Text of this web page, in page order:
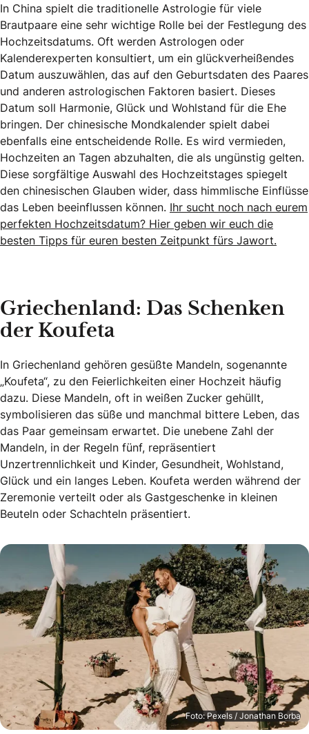
In China spielt die traditionelle Astrologie für viele
Brautpaare eine sehr wichtige Rolle bei der Festlegung des
Hochzeitsdatums. Oft werden Astrologen oder
Kalenderexperten konsultiert, um ein glückverheißendes
Datum auszuwählen, das auf den Geburtsdaten des Paares
und anderen astrologischen Faktoren basiert. Dieses
Datum soll Harmonie, Glück und Wohlstand für die Ehe
bringen. Der chinesische Mondkalender spielt dabei
ebenfalls eine entscheidende Rolle. Es wird vermieden,
Hochzeiten an Tagen abzuhalten, die als ungünstig gelten.
Diese sorgfältige Auswahl des Hochzeitstages spiegelt
den chinesischen Glauben wider, dass himmlische Einflüsse
das Leben beeinflussen können. Ihr sucht noch nach eurem
perfekten Hochzeitsdatum? Hier geben wir euch die
besten Tipps für euren besten Zeitpunkt fürs Jawort.
Griechenland: Das Schenken
der Koufeta
In Griechenland gehören gesüßte Mandeln, sogenannte
„Koufeta“, zu den Feierlichkeiten einer Hochzeit häufig
dazu. Diese Mandeln, oft in weißen Zucker gehüllt,
symbolisieren das süße und manchmal bittere Leben, das
das Paar gemeinsam erwartet. Die unebene Zahl der
Mandeln, in der Regeln fünf, repräsentiert
Unzertrennlichkeit und Kinder, Gesundheit, Wohlstand,
Glück und ein langes Leben. Koufeta werden während der
Zeremonie verteilt oder als Gastgeschenke in kleinen
Beuteln oder Schachteln präsentiert.
Foto: Pexels / Jonathan Borba